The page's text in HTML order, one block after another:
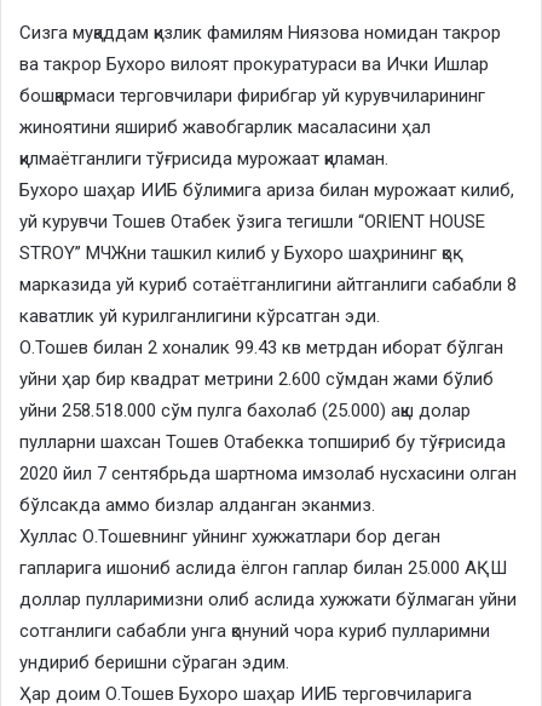
Сизга муқаддам қизлик фамилям Ниязова номидан такрор
ва такрор Бухоро вилоят прокуратураси ва Ички Ишлар
бошқармаси терговчилари фирибгар уй курувчиларининг
жиноятини яшириб жавобгарлик масаласини ҳал
қилмаётганлиги тўғрисида мурожаат қиламан.
Бухоро шаҳар ИИБ бўлимига ариза билан мурожаат килиб,
уй курувчи Тошев Отабек ўзига тегишли “ORIENT HOUSE
STROY” МЧЖни ташкил килиб у Бухоро шаҳрининг қоқ
марказида уй куриб сотаётганлигини айтганлиги сабабли 8
каватлик уй курилганлигини кўрсатган эди.
О.Тошев билан 2 хоналик 99.43 кв метрдан иборат бўлган
уйни ҳар бир квадрат метрини 2.600 сўмдан жами бўлиб
уйни 258.518.000 сўм пулга бахолаб (25.000) ақш долар
пулларни шахсан Тошев Отабекка топшириб бу тўғрисида
2020 йил 7 сентябрьда шартнома имзолаб нусхасини олган
бўлсакда аммо бизлар алданган эканмиз.
Хуллас О.Тошевнинг уйнинг хужжатлари бор деган
гапларига ишониб аслида ёлгон гаплар билан 25.000 АҚШ
доллар пулларимизни олиб аслида хужжати бўлмаган уйни
сотганлиги сабабли унга қонуний чора куриб пулларимни
ундириб беришни сўраган эдим.
Ҳар доим О.Тошев Бухоро шаҳар ИИБ терговчиларига